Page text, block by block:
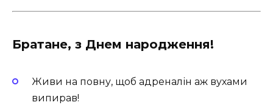
Братане, з Днем народження!
Живи на повну, щоб адреналін аж вухами
випирав!